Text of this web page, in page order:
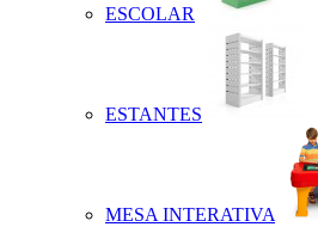
ESCOLAR
ESTANTES
MESA INTERATIVA